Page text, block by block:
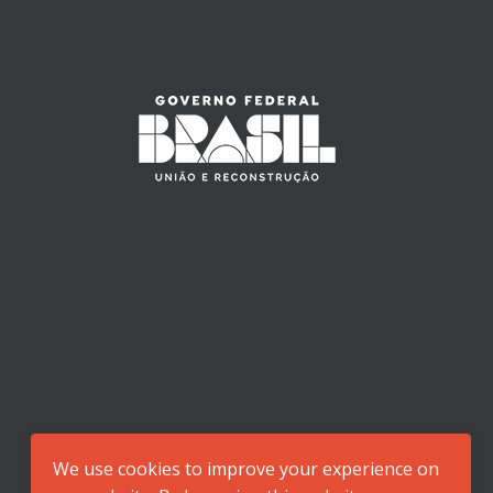
We use cookies to improve your experience on